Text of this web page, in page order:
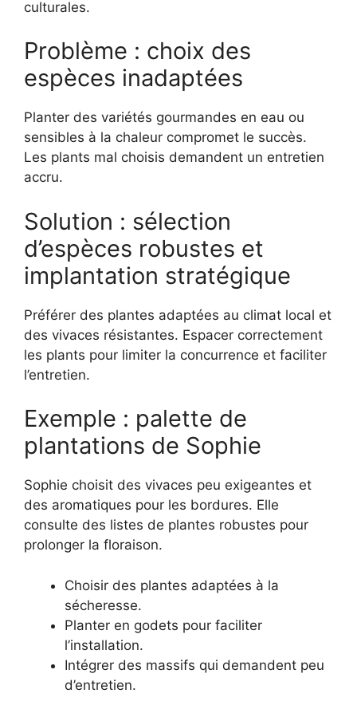
culturales.
Problème : choix des
espèces inadaptées
Planter des variétés gourmandes en eau ou
sensibles à la chaleur compromet le succès.
Les plants mal choisis demandent un entretien
accru.
Solution : sélection
d’espèces robustes et
implantation stratégique
Préférer des plantes adaptées au climat local et
des vivaces résistantes. Espacer correctement
les plants pour limiter la concurrence et faciliter
l’entretien.
Exemple : palette de
plantations de Sophie
Sophie choisit des vivaces peu exigeantes et
des aromatiques pour les bordures. Elle
consulte des listes de plantes robustes pour
prolonger la floraison.
Choisir des plantes adaptées à la
sécheresse.
Planter en godets pour faciliter
l’installation.
Intégrer des massifs qui demandent peu
d’entretien.